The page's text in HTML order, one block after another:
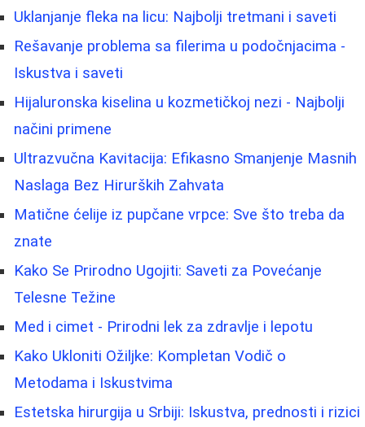
Uklanjanje fleka na licu: Najbolji tretmani i saveti
Rešavanje problema sa filerima u podočnjacima -
Iskustva i saveti
Hijaluronska kiselina u kozmetičkoj nezi - Najbolji
načini primene
Ultrazvučna Kavitacija: Efikasno Smanjenje Masnih
Naslaga Bez Hirurških Zahvata
Matične ćelije iz pupčane vrpce: Sve što treba da
znate
Kako Se Prirodno Ugojiti: Saveti za Povećanje
Telesne Težine
Med i cimet - Prirodni lek za zdravlje i lepotu
Kako Ukloniti Ožiljke: Kompletan Vodič o
Metodama i Iskustvima
Estetska hirurgija u Srbiji: Iskustva, prednosti i rizici